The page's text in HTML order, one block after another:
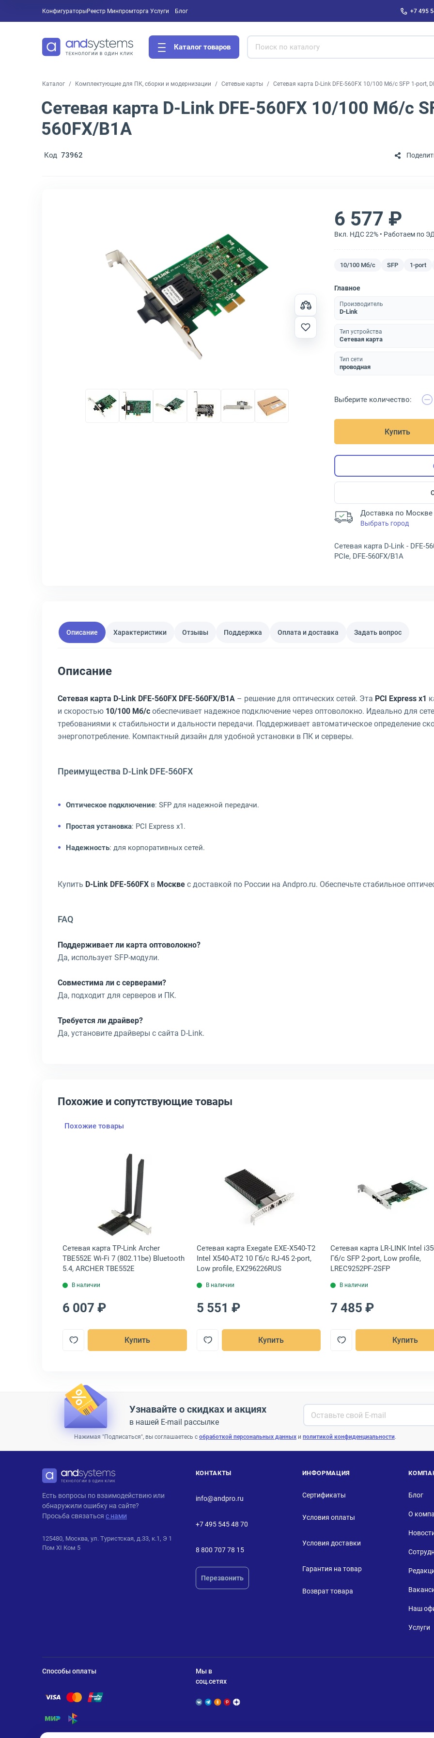
Конфигураторы Услуги
Реестр Минпромторга Блог +7 495
Каталог товаров
Каталог Комплектующие для ПК, сборки и модернизации Сетевые карты Сетевая карта D-Link DFE-560FX 10/100 Мб/с SFP 1-port,
Сетевая карта D-Link DFE-560FX 10/100 Мб/с
560FX/B1A
Код 73962
6 577 ₽
Вкл. НДС 22% • Работаем по
10/100 Мб/с SFP 1-port
Главное
Производитель
D-Link
Тип устройства
Сетевая карта
Тип сети
проводная
Выберите количество:
Купить
Доставка по Москве
Выбрать город
Сетевая карта D-Link - DFE-
PCIe, DFE-560FX/B1A
Описание Характеристики Отзывы Поддержка Оплата и доставка Задать вопрос
Описание
Сетевая карта D-Link DFE-560FX DFE-560FX/B1A – решение для оптических сетей. Эта PCI Express x1
и скоростью 10/100 Мб/с обеспечивает надежное подключение через оптоволокно. Идеально для
требованиями к стабильности и дальности передачи. Поддерживает автоматическое определение
энергопотребление. Компактный дизайн для удобной установки в ПК и серверы.
Преимущества D-Link DFE-560FX
Оптическое подключение: SFP для надежной передачи.
Простая установка: PCI Express x1.
Надежность: для корпоративных сетей.
Купить D-Link DFE-560FX в Москве с доставкой по России на Andpro.ru. Обеспечьте стабильное
FAQ
Поддерживает ли карта оптоволокно?
Да, использует SFP-модули.
Совместима ли с серверами?
Да, подходит для серверов и ПК.
Требуется ли драйвер?
Да, установите драйверы с сайта D-Link.
Похожие и сопутствующие товары
Похожие товары
ConnectX-3 10 Гб/с SFP PLUS 2-port, LREC6822XF-2SFP+
товар: Сетевая карта Mellanox ConnectX-4 Lx EN 10 Гб/с SFP28 2-port, MCX4121A-XCAT
Открыть товар: Сетевая карта TP-Link Archer TBE552E Wi-Fi 7 (802.11be) Bluetooth 5.4, ARCHER
Сетевая карта TP-Link Archer
TBE552E Wi-Fi 7 (802.11be) Bluetooth
5.4, ARCHER TBE552E
В наличии
6 007 ₽
Купить
Открыть товар: Сетевая карта Exegate EXE-X540-T2
Сетевая карта Exegate EXE-X540-T2
Intel X540-AT2 10 Гб/с RJ-45 2-port,
Low profile, EX296226RUS
В наличии
5 551 ₽
Купить
Открыть
Сетевая карта LR-LINK Intel
Гб/с SFP 2-port, Low profile,
LREC9252PF-2SFP
В наличии
7 485 ₽
Купить
Узнавайте о скидках и акциях
в нашей E-mail рассылке
Нажимая "Подписаться", вы соглашаетесь с обработкой персональных данных и политикой конфиденциальности.
ANDPRO
Есть вопросы по взаимодействию или
обнаружили ошибку на сайте?
Просьба связаться с нами
125480, Москва, ул. Туристская, д.33, к.1, Э 1
Пом XI Ком 5
КОНТАКТЫ
info@andpro.ru
+7 495 545 48 70
8 800 707 78 15
Перезвонить
ИНФОРМАЦИЯ
Сертификаты
Условия оплаты
Условия доставки
Гарантия на товар
Возврат товара
Блог
О
Наш
Услуги
Способы оплаты
Помощь по оплате Visa
Помощь по оплате Mastercard
Помощь по оплате UnionPay
Помощь по оплате Мир
Помощь по оплате СБП
Мы в
соц.сетях